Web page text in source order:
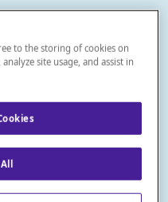
acțiune
în caz de răceală,
la nou-născuți și copii.
apă de mare, salinitate
kg, testată pe fiecare
datorită supapei
soluția
to the storing of cookies on
site usage, and assist in